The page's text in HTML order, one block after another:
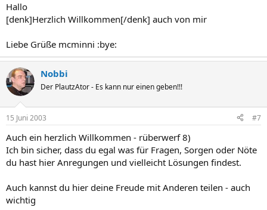
Hallo
[denk]Herzlich Willkommen[/denk] auch von mir
Liebe Grüße mcminni :bye:
Nobbi
Der PlautzAtor - Es kann nur einen geben!!!
15 Juni 2003 #7
Auch ein herzlich Willkommen - rüberwerf 8)
Ich bin sicher, dass du egal was für Fragen, Sorgen oder Nöte
du hast hier Anregungen und vielleicht Lösungen findest.
Auch kannst du hier deine Freude mit Anderen teilen - auch
wichtig